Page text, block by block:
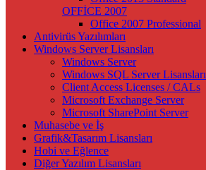
OFFİCE 2007
Office 2007 Professional
Antivirüs Yazılımları
Windows Server Lisansları
Windows Server
Windows SQL Server Lisansları
Client Access Licenses / CALs
Microsoft Exchange Server
Microsoft SharePoint Server
Muhasebe ve İş
Grafik&Tasarım Lisansları
Hobi ve Eğlence
Diğer Yazılım Lisansları